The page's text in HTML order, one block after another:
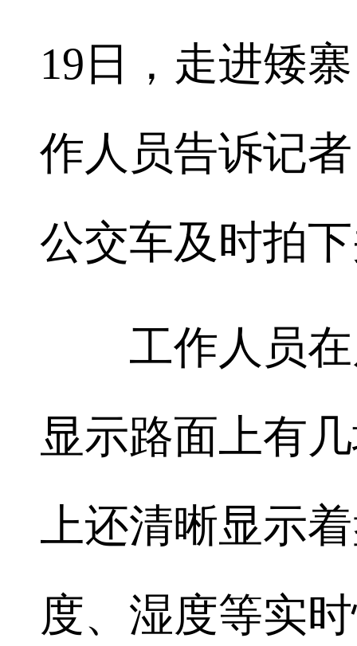
19日，走进矮
作人员告诉记
公交车及时拍
工作人员在
显示路面上有
上还清晰显示
度、湿度等实